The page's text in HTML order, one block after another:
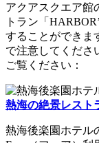
アクアスクエア館
トラン「
することができま
で注意してくださ
ご覧ください：
熱海の絶景レスト
熱海後楽園ホテル